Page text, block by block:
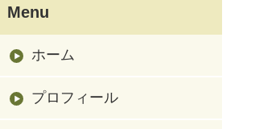
Menu
ホーム
プロフィール